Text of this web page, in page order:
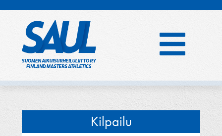
Kilpailu